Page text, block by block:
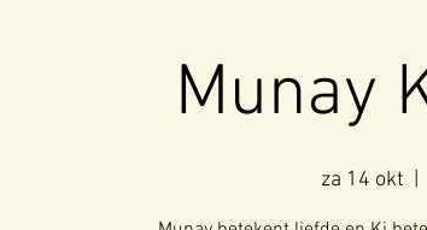
Munay
za 14 okt